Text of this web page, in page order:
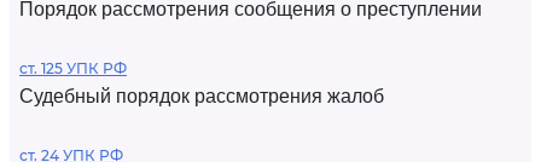
Порядок рассмотрения сообщения о преступлении
ст. 125 УПК РФ
Судебный порядок рассмотрения жалоб
ст. 24 УПК РФ